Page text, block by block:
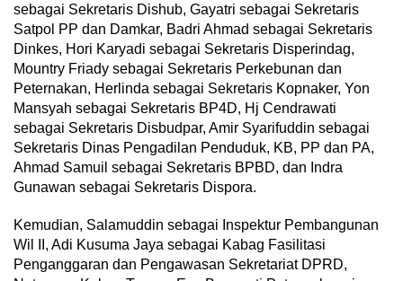
sebagai Sekretaris Dishub, Gayatri sebagai Sekretaris
Satpol PP dan Damkar, Badri Ahmad sebagai Sekretaris
Dinkes, Hori Karyadi sebagai Sekretaris Disperindag,
Mountry Friady sebagai Sekretaris Perkebunan dan
Peternakan, Herlinda sebagai Sekretaris Kopnaker, Yon
Mansyah sebagai Sekretaris BP4D, Hj Cendrawati
sebagai Sekretaris Disbudpar, Amir Syarifuddin sebagai
Sekretaris Dinas Pengadilan Penduduk, KB, PP dan PA,
Ahmad Samuil sebagai Sekretaris BPBD, dan Indra
Gunawan sebagai Sekretaris Dispora.
Kemudian, Salamuddin sebagai Inspektur Pembangunan
Wil II, Adi Kusuma Jaya sebagai Kabag Fasilitasi
Penganggaran dan Pengawasan Sekretariat DPRD,